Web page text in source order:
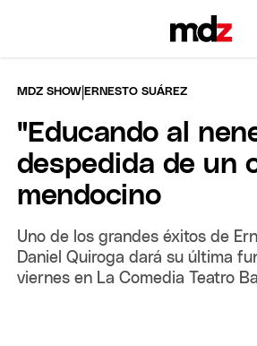
MDZ SHOW |ERNESTO SUÁREZ
"Educando al
despedida de un
mendocino
Uno de los grandes éxitos de
Daniel Quiroga dará su última
viernes en La Comedia Teatro